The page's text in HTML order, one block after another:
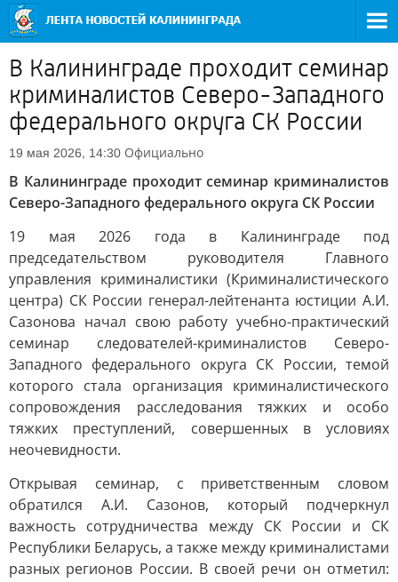
В Калининграде проходит семинар
криминалистов Северо-Западного
федерального округа СК России
19 мая 2026, 14:30 Официально
В Калининграде проходит семинар криминалистов
Северо-Западного федерального округа СК России
19 мая 2026 года в Калининграде под
председательством руководителя Главного
управления криминалистики (Криминалистического
центра) СК России генерал-лейтенанта юстиции А.И.
Сазонова начал свою работу учебно-практический
семинар следователей-криминалистов Северо-
Западного федерального округа СК России, темой
которого стала организация криминалистического
сопровождения расследования тяжких и особо
тяжких преступлений, совершенных в условиях
неочевидности.
Открывая семинар, с приветственным словом
обратился А.И. Сазонов, который подчеркнул
важность сотрудничества между СК России и СК
Республики Беларусь, а также между криминалистами
разных регионов России. В своей речи он отметил: